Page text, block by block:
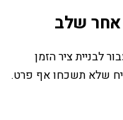
אחר שלב
לבניית ציר הזמן
שלא תשכחו אף פרט.